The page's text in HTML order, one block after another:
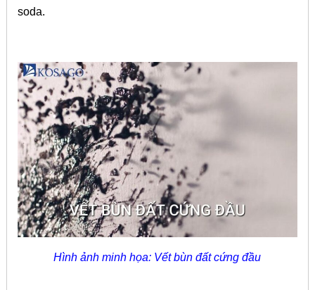
soda.
Hình ảnh minh họa: Vết bùn đất cứng đầu